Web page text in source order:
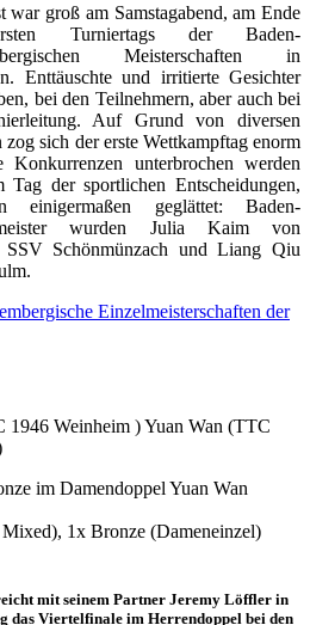
war groß am Samstagabend, am Ende
Turniertags der Baden-
Meisterschaften in
Enttäuschte und irritierte Gesichter
bei den Teilnehmern, aber auch bei
Auf Grund von diversen
sich der erste Wettkampftag enorm
unterbrochen werden
Tag der sportlichen Entscheidungen,
geglättet: Baden-
wurden Julia Kaim von
SSV Schönmünzach und Liang Qiu
Einzelmeisterschaften der
im Damendoppel Yuan Wan
1x Bronze (Dameneinzel)
mit seinem Partner Jeremy Löffler in
das Viertelfinale im Herrendoppel bei den